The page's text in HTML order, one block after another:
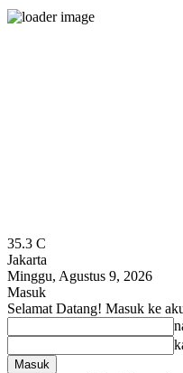
35.3 C
Jakarta
Minggu, Agustus 9, 2026
Masuk
Selamat Datang! Masuk ke